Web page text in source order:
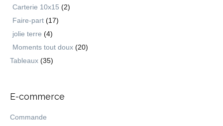
Carterie 10x15 (2)
Faire-part (17)
jolie terre (4)
Moments tout doux (20)
Tableaux (35)
E-commerce
Commande